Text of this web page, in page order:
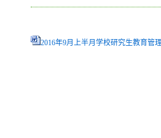
2016年9月上半月学校研究生教育管